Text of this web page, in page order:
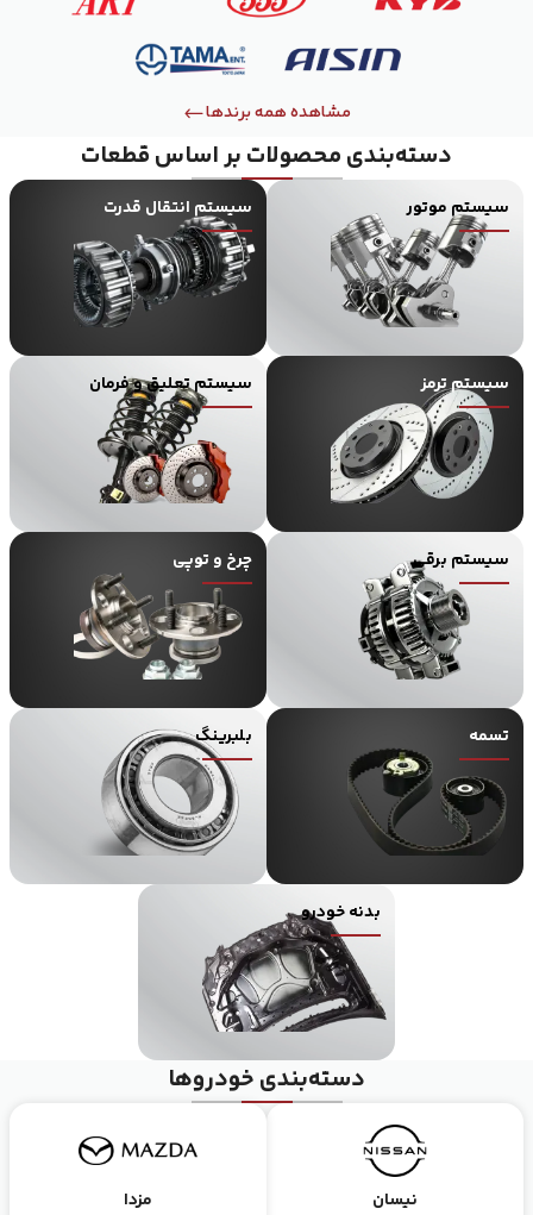
مشاهده همه برند‌ها
دسته‌بندی محصولات بر اساس قطعات
سیستم موتور سیستم انتقال قدرت
سیستم ترمز سیستم تعلیق و فرمان
سیستم برقی چرخ و توپی
تسمه بلبرینگ
بدنه خودرو
دسته‌بندی خودرو‌ها
نیسان مزدا